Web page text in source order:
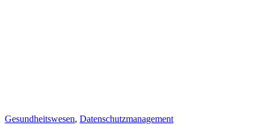
Gesundheitswesen, Datenschutzmanagement